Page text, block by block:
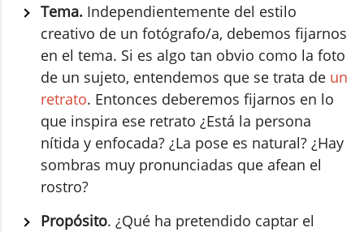
Tema. Independientemente del estilo
creativo de un fotógrafo/a, debemos fijarnos
en el tema. Si es algo tan obvio como la foto
de un sujeto, entendemos que se trata de un
retrato. Entonces deberemos fijarnos en lo
que inspira ese retrato ¿Está la persona
nítida y enfocada? ¿La pose es natural? ¿Hay
sombras muy pronunciadas que afean el
rostro?
Propósito. ¿Qué ha pretendido captar el